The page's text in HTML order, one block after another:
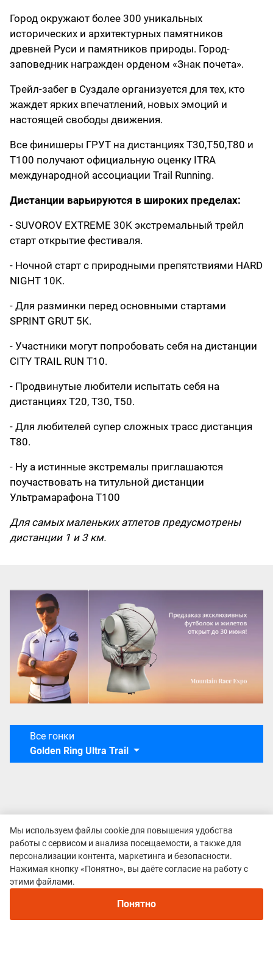
Город окружают более 300 уникальных
исторических и архитектурных памятников
древней Руси и памятников природы. Город-
заповедник награжден орденом «Знак почета».
Трейл-забег в Суздале организуется для тех, кто
жаждет ярких впечатлений, новых эмоций и
настоящей свободы движения.
Все финишеры ГРУТ на дистанциях T30,T50,T80 и
T100 получают официальную оценку ITRA
международной ассоциации Trail Running.
Дистанции варьируются в широких пределах:
- SUVOROV EXTREME 30K экстремальный трейл
старт открытие фестиваля.
- Ночной старт с природными препятствиями HARD
NIGHT 10K.
- Для разминки перед основными стартами
SPRINT GRUT 5K.
- Участники могут попробовать себя на дистанции
CITY TRAIL RUN T10.
- Продвинутые любители испытать себя на
дистанциях T20, T30, T50.
- Для любителей супер сложных трасс дистанция
Т80.
- Ну а истинные экстремалы приглашаются
поучаствовать на титульной дистанции
Ультрамарафона T100
Для самых маленьких атлетов предусмотрены
дистанции 1 и 3 км.
Все гонки
Golden Ring Ultra Trail
Мы используем файлы cookie для повышения удобства
работы с сервисом и анализа посещаемости, а также для
персонализации контента, маркетинга и безопасности.
Нажимая кнопку «Понятно», вы даёте согласие на работу с
этими файлами.
Понятно
© 2015–2026 mountain-race.ru
Политика конфиденциальности